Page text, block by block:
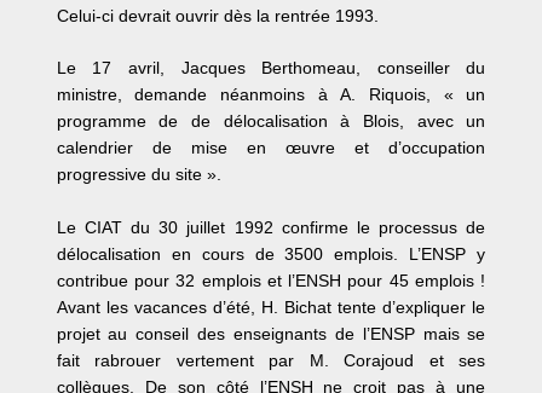
Celui-ci devrait ouvrir dès la rentrée 1993.
Le 17 avril, Jacques Berthomeau, conseiller du
ministre, demande néanmoins à A. Riquois, « un
programme de de délocalisation à Blois, avec un
calendrier de mise en œuvre et d’occupation
progressive du site ».
Le CIAT du 30 juillet 1992 confirme le processus de
délocalisation en cours de 3500 emplois. L’ENSP y
contribue pour 32 emplois et l’ENSH pour 45 emplois !
Avant les vacances d’été, H. Bichat tente d’expliquer le
projet au conseil des enseignants de l’ENSP mais se
fait rabrouer vertement par M. Corajoud et ses
collègues. De son côté l’ENSH ne croit pas à une